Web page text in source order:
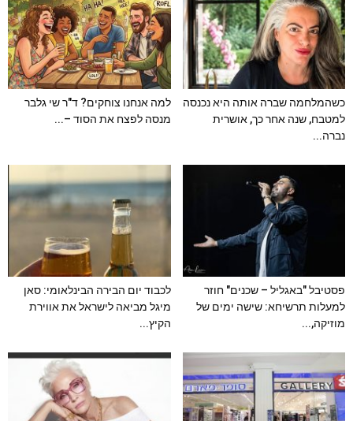
כשהמלחמה שברה אותה היא נכנסה
למטבח, שנה אחר כך, אושרית
נברה...
למה אנחנו צוחקים? ד"ר שי גלבר
מנסה לפצח את הסוד –...
פסטיבל "באגליל – שכנים" חוזר
למעלות תרשיחא: שישה ימים של
מוזיקה,...
לכבוד יום הבירה הבינלאומי: סאן
מיגל מביאה לישראל את אווירת
הקיץ...